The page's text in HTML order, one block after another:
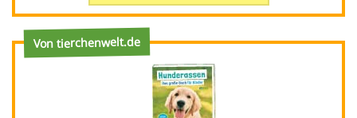
Von tierchenwelt.de